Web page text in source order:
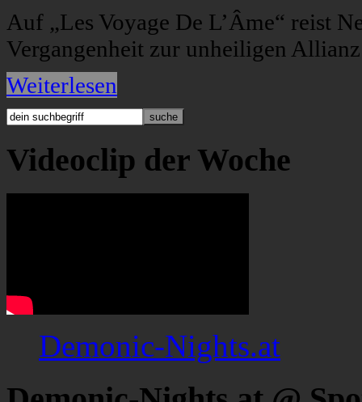
Auf „Les Voyage De L’Âme“ reist
Vergangenheit zur unheiligen
Weiterlesen
Videoclip der Woche
Demonic-Nights.at